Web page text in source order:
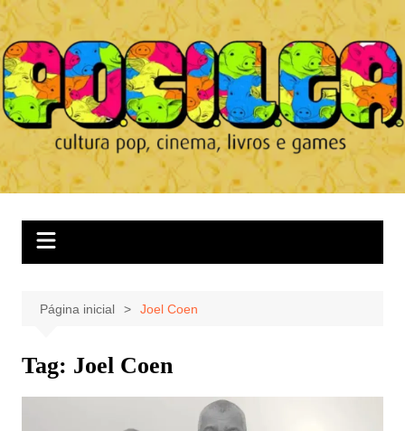
Ir
para
o
conteúdo
Página inicial Joel Coen
Tag: Joel Coen